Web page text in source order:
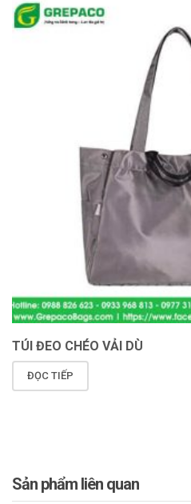
TÚI ĐEO CHÉO VẢI DÙ
ĐỌC TIẾP
Sản phẩm liên quan